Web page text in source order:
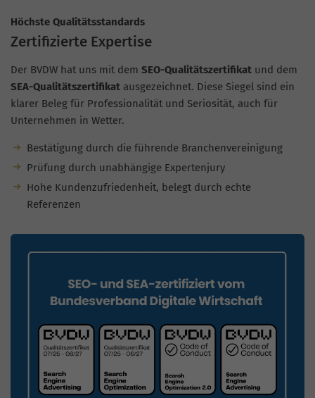
Höchste Qualitätsstandards
Zertifizierte Expertise
Der BVDW hat uns mit dem SEO-Qualitätszertifikat und dem
SEA-Qualitätszertifikat ausgezeichnet. Diese Siegel sind ein
klarer Beleg für Professionalität und Seriosität, auch für
Unternehmen in Wetter.
Bestätigung durch die führende Branchenvereinigung
Prüfung durch unabhängige Expertenjury
Hohe Kundenzufriedenheit, belegt durch echte
Referenzen